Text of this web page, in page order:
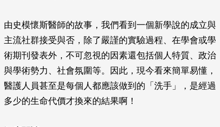
由史模懷斯醫師的故事，我們看到一個新學說的成立與
主流社群接受與否，除了嚴謹的實驗過程、在學會或學
術期刊發表外，不可忽視的因素還包括個人特質、政治
與學術勢力、社會氛圍等。因此，現今看來簡單易懂，
醫護人員甚至是每個人都應該做到的「洗手」，是經過
多少的生命代價才換來的結果啊！